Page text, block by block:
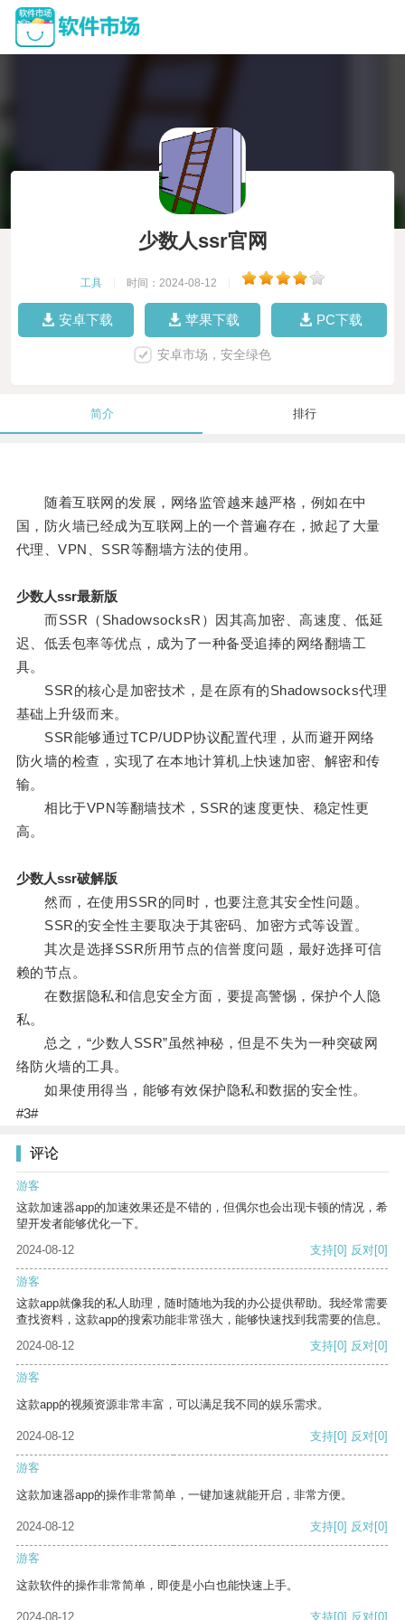
少数人ssr官网
工具 时间：2024-08-12
安卓下载 苹果下载 PC下载
安卓市场，安全绿色
简介 排行
随着互联网的发展，网络监管越来越严格，例如在中
国，防火墙已经成为互联网上的一个普遍存在，掀起了大量
代理、VPN、SSR等翻墙方法的使用。
少数人ssr最新版
而SSR（ShadowsocksR）因其高加密、高速度、低延
迟、低丢包率等优点，成为了一种备受追捧的网络翻墙工
具。
SSR的核心是加密技术，是在原有的Shadowsocks代理
基础上升级而来。
SSR能够通过TCP/UDP协议配置代理，从而避开网络
防火墙的检查，实现了在本地计算机上快速加密、解密和传
输。
相比于VPN等翻墙技术，SSR的速度更快、稳定性更
高。
少数人ssr破解版
然而，在使用SSR的同时，也要注意其安全性问题。
SSR的安全性主要取决于其密码、加密方式等设置。
其次是选择SSR所用节点的信誉度问题，最好选择可信
赖的节点。
在数据隐私和信息安全方面，要提高警惕，保护个人隐
私。
总之，“少数人SSR”虽然神秘，但是不失为一种突破网
络防火墙的工具。
如果使用得当，能够有效保护隐私和数据的安全性。
#3#
评论
游客
这款加速器app的加速效果还是不错的，但偶尔也会出现卡顿的情况，希
望开发者能够优化一下。
2024-08-12
支持[0] 反对[0]
游客
这款app就像我的私人助理，随时随地为我的办公提供帮助。我经常需要
查找资料，这款app的搜索功能非常强大，能够快速找到我需要的信息。
2024-08-12
支持[0] 反对[0]
游客
这款app的视频资源非常丰富，可以满足我不同的娱乐需求。
2024-08-12 支持[0] 反对[0]
游客
这款加速器app的操作非常简单，一键加速就能开启，非常方便。
2024-08-12 支持[0] 反对[0]
游客
这款软件的操作非常简单，即使是小白也能快速上手。
2024-08-12 支持[0] 反对[0]